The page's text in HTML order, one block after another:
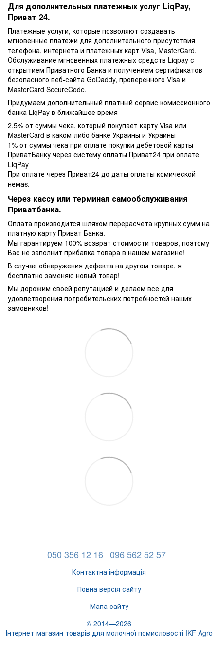
Для дополнительных платежных услуг LiqPay,
Приват 24.
Платежные услуги, которые позволяют создавать
мгновенные платежи для дополнительного присутствия
телефона, интернета и платёжных карт Visa, MasterCard.
Обслуживание мгновенных платежных средств Liqpay с
открытием Приватного Банка и получением сертификатов
безопасного веб-сайта GoDaddy, проверенного Visa и
MasterCard SecureCode.
Придумаем дополнительный платный сервис комиссионного
банка LiqPay в ближайшее время
2,5% от суммы чека, который покупает карту Visa или
MasterCard в каком-либо банке Украины и Украины
1% от суммы чека при оплате покупки дебетовой карты
ПриватБанку через систему оплаты Приват24 при оплате
LiqPay
При оплате через Приват24 до даты оплаты комической
немає.
Через кассу или терминал самообслуживания
Приватбанка.
Оплата производится шляхом перерасчета крупных сумм на
платную карту Приват Банка.
Мы гарантируем 100% возврат стоимости товаров, поэтому
Вас не заполнит прибавка товара в нашем магазине!
В случае обнаружения дефекта на другом товаре, я
бесплатно заменяю новый товар!
Мы дорожим своей репутацией и делаем все для
удовлетворения потребительских потребностей наших
замовников!
050 356 12 16 096 562 52 57
Контактна інформація
Повна версія сайту
Мапа сайту
© 2014—2026
Інтернет-магазин товарів для молочної помисловості IKF Agro